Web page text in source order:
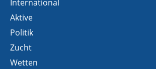
International
Aktive
Politik
Zucht
Wetten